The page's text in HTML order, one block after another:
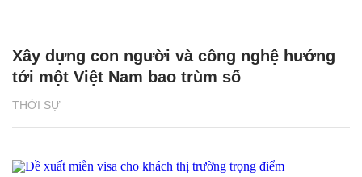
THỜI SỰ
Xây dựng con người và công nghệ hướng
tới một Việt Nam bao trùm số